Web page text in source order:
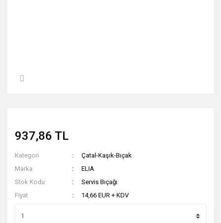
937,86 TL
Kategori
Çatal-Kaşık-Bıçak
Marka
ELIA
Stok Kodu
Servis Bıçağı
Fiyat
14,66 EUR + KDV